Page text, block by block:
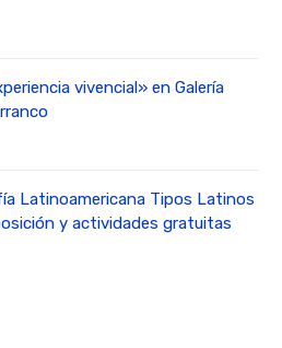
vivencial» en Galería
Latinoamericana Tipos Latinos
y actividades gratuitas